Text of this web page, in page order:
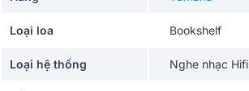
Loại loa Bookshelf
Loại hệ thống Nghe nhạc Hifi